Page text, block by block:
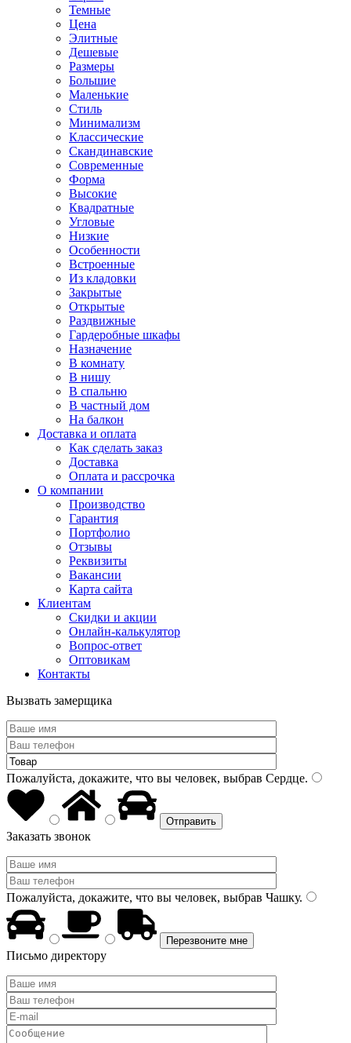
Темные
Цена
Элитные
Дешевые
Размеры
Большие
Маленькие
Стиль
Минимализм
Классические
Скандинавские
Современные
Форма
Высокие
Квадратные
Угловые
Низкие
Особенности
Встроенные
Из кладовки
Закрытые
Открытые
Раздвижные
Гардеробные шкафы
Назначение
В комнату
В нишу
В спальню
В частный дом
На балкон
Доставка и оплата
Как сделать заказ
Доставка
Оплата и рассрочка
О компании
Производство
Гарантия
Портфолио
Отзывы
Реквизиты
Вакансии
Карта сайта
Клиентам
Скидки и акции
Онлайн-калькулятор
Вопрос-ответ
Оптовикам
Контакты
Вызвать замерщика
Пожалуйста, докажите, что вы человек, выбрав Сердце.
Заказать звонок
Пожалуйста, докажите, что вы человек, выбрав Чашку.
Письмо директору